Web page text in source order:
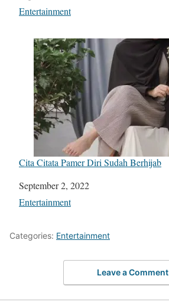
In relation to
Entertainment
Cita Citata Pamer Diri Sudah Berhijab
Date
September 2, 2022
In relation to
Entertainment
Categories: Entertainment
Leave a Comment